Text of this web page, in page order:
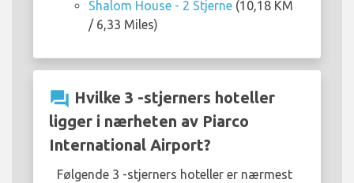
Shalom House - 2 Stjerne (10,18 KM
/ 6,33 Miles)
question_answer Hvilke 3 -stjerners hoteller
ligger i nærheten av Piarco
International Airport?
Følgende 3 -stjerners hoteller er nærmest